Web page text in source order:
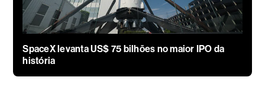
SpaceX levanta US$ 75 bilhões no maior IPO da
história